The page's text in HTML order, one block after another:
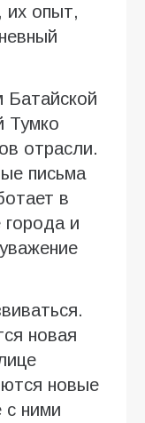
их опыт,
Батайской
Тумко
отрасли.
письма
в
города и
новая
новые
с ними